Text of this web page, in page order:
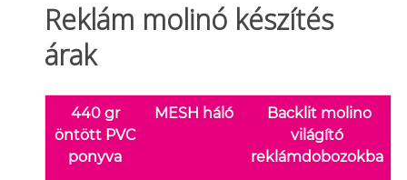
Reklám molinó készítés
árak
440 gr
öntött PVC
ponyva
MESH háló
Backlit molino
világító
reklámdobozokba